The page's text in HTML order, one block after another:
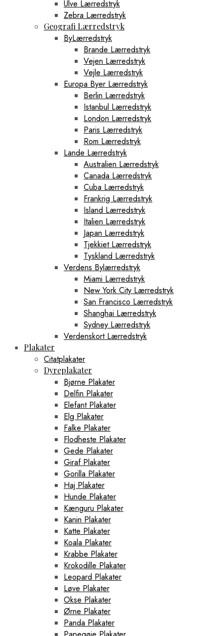
Ulve Lærredstryk
Zebra Lærredstryk
Geografi Lærredstryk
ByLærredstryk
Brande Lærredstryk
Vejen Lærredstryk
Vejle Lærredstryk
Europa Byer Lærredstryk
Berlin Lærredstryk
Istanbul Lærredstryk
London Lærredstryk
Paris Lærredstryk
Rom Lærredstryk
Lande Lærredstryk
Australien Lærredstryk
Canada Lærredstryk
Cuba Lærredstryk
Frankrig Lærredstryk
Island Lærredstryk
Italien Lærredstryk
Japan Lærredstryk
Tjekkiet Lærredstryk
Tyskland Lærredstryk
Verdens Bylærredstryk
Miami Lærredstryk
New York City Lærredstryk
San Francisco Lærredstryk
Shanghai Lærredstryk
Sydney Lærredstryk
Verdenskort Lærredstryk
Plakater
Citatplakater
Dyreplakater
Bjørne Plakater
Delfin Plakater
Elefant Plakater
Elg Plakater
Falke Plakater
Flodheste Plakater
Gede Plakater
Giraf Plakater
Gorilla Plakater
Haj Plakater
Hunde Plakater
Kænguru Plakater
Kanin Plakater
Katte Plakater
Koala Plakater
Krabbe Plakater
Krokodille Plakater
Leopard Plakater
Løve Plakater
Okse Plakater
Ørne Plakater
Panda Plakater